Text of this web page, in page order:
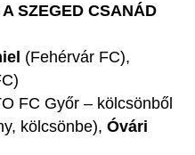
SZEGED CSANÁD
(Fehérvár FC),
FC Győr – kölcsönből
kölcsönbe), Óvári